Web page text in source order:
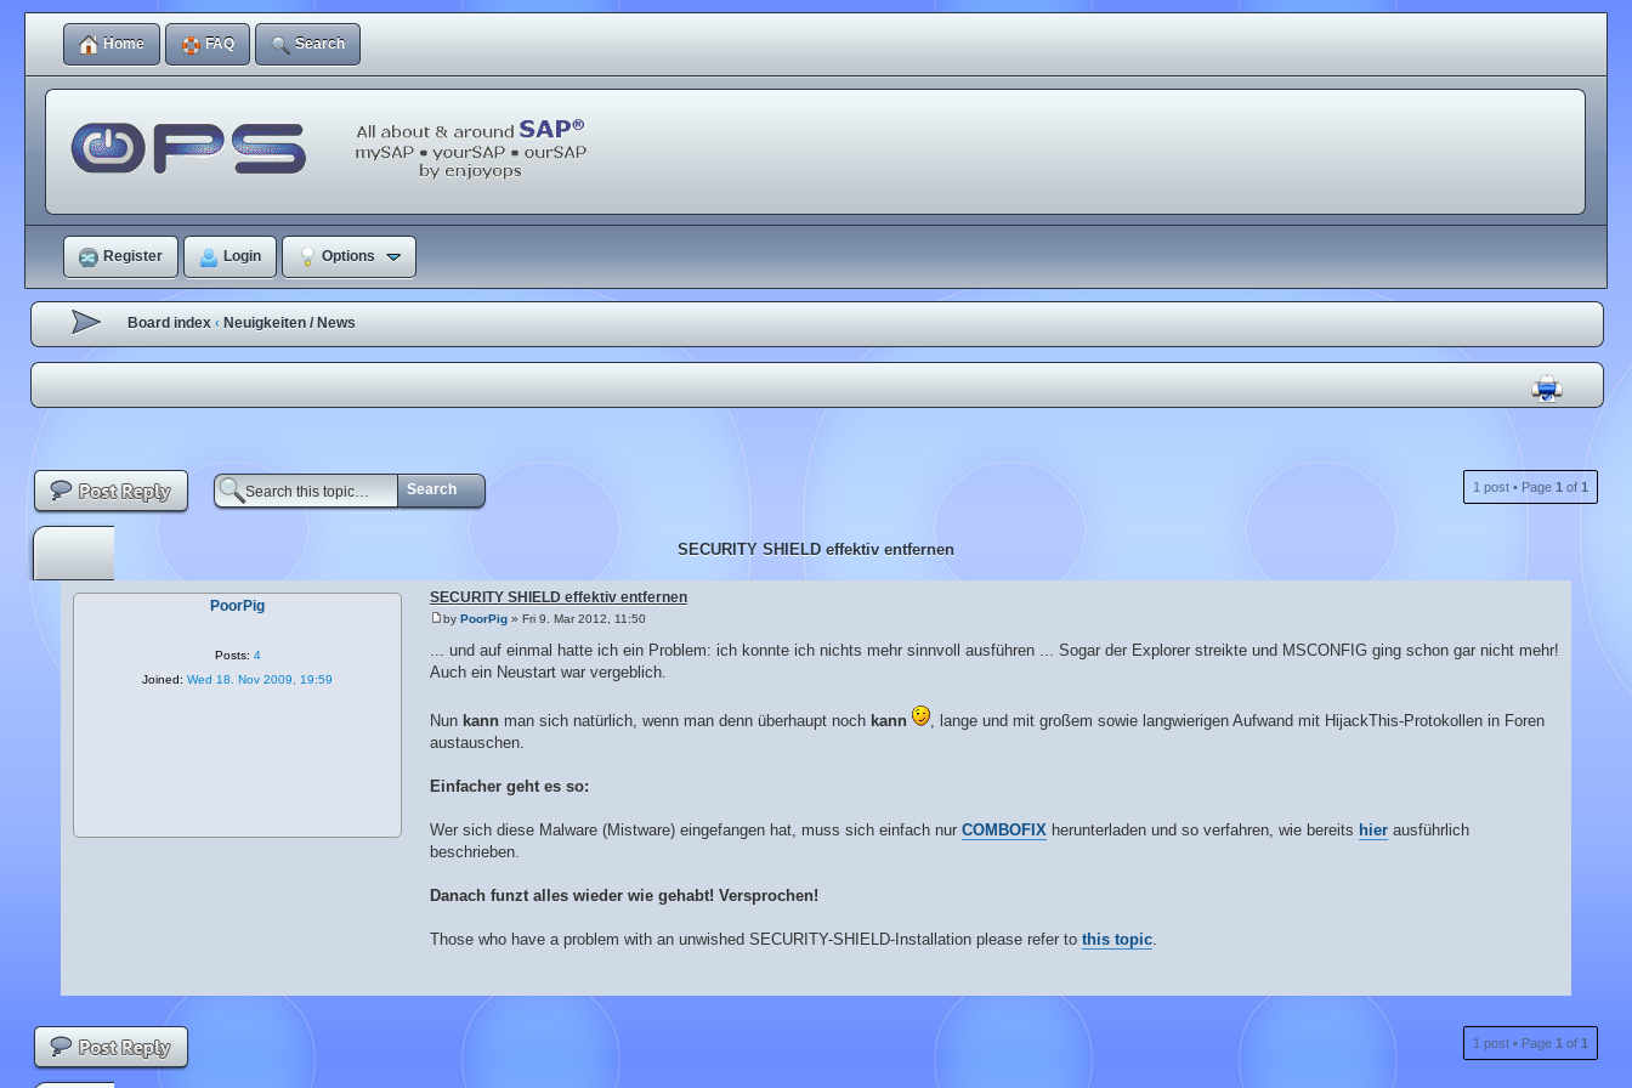
Home FAQ Search
Register Login Options
Board index ‹ Neuigkeiten / News
1 post • Page 1 of 1
SECURITY SHIELD effektiv entfernen
SECURITY SHIELD effektiv entfernen
by PoorPig» Fri 9. Mar 2012, 11:50
... und auf einmal hatte ich ein Problem: ich konnte ich nichts mehr sinnvoll ausführen ... Sogar der Explorer streikte und MSCONFIG ging schon gar nicht mehr!
Auch ein Neustart war vergeblich.
Nun kannman sich natürlich, wenn man denn überhaupt noch kann
, lange und mit großem sowie langwierigen Aufwand mit HijackThis-Protokollen in Foren
austauschen.
Einfacher geht es so:
Wer sich diese Malware (Mistware) eingefangen hat, muss sich einfach nur COMBOFIX herunterladen und so verfahren, wie bereits hierausführlich
beschrieben.
Danach funzt alles wieder wie gehabt! Versprochen!
Those who have a problem with an unwished SECURITY-SHIELD-Installation please refer to this topic.
PoorPig
Posts: 4
Joined: Wed 18. Nov 2009, 19:59
1 post • Page 1 of 1